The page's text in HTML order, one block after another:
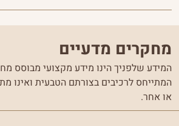
מחקרים מדעיים
המידע שלפניך הינו מידע מקצועי מבוסס
המתייחס לרכיבים בצורתם הטבעית ואינו
או אחר.